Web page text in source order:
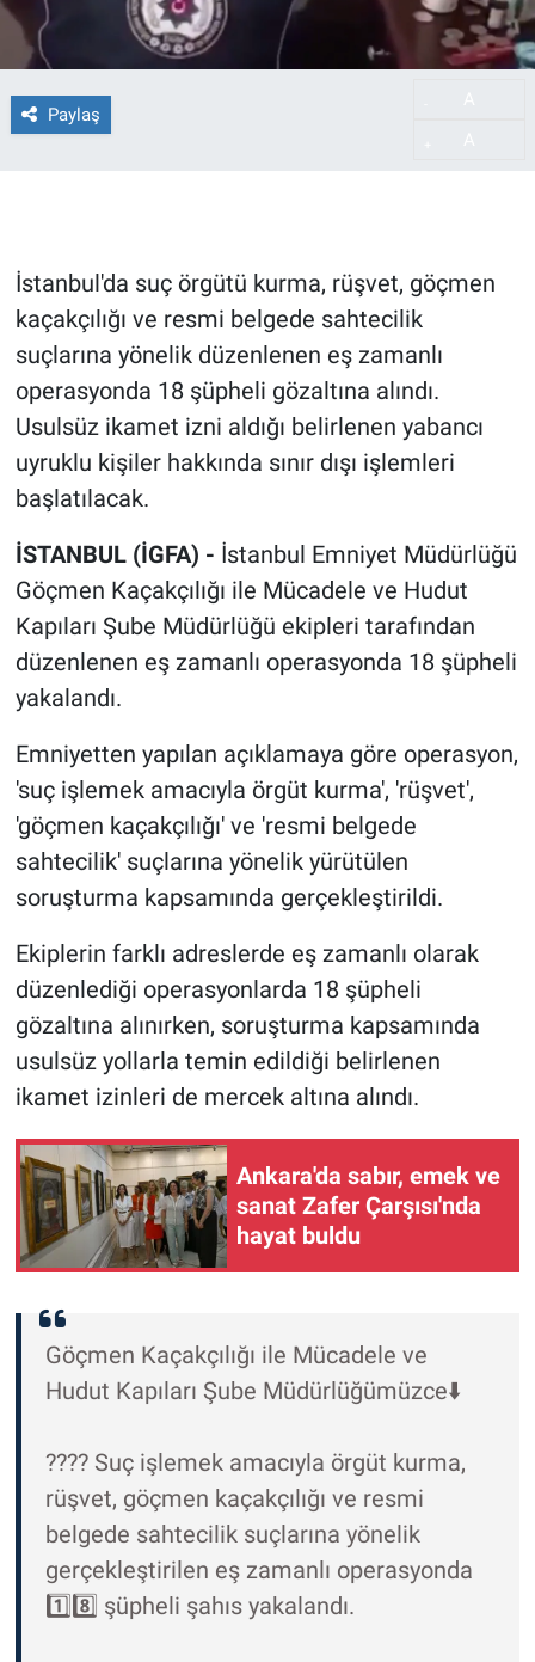
Paylaş
İstanbul'da suç örgütü kurma, rüşvet, göçmen
kaçakçılığı ve resmi belgede sahtecilik
suçlarına yönelik düzenlenen eş zamanlı
operasyonda 18 şüpheli gözaltına alındı.
Usulsüz ikamet izni aldığı belirlenen yabancı
uyruklu kişiler hakkında sınır dışı işlemleri
başlatılacak.
İSTANBUL (İGFA) - İstanbul Emniyet Müdürlüğü
Göçmen Kaçakçılığı ile Mücadele ve Hudut
Kapıları Şube Müdürlüğü ekipleri tarafından
düzenlenen eş zamanlı operasyonda 18 şüpheli
yakalandı.
Emniyetten yapılan açıklamaya göre operasyon,
'suç işlemek amacıyla örgüt kurma', 'rüşvet',
'göçmen kaçakçılığı' ve 'resmi belgede
sahtecilik' suçlarına yönelik yürütülen
soruşturma kapsamında gerçekleştirildi.
Ekiplerin farklı adreslerde eş zamanlı olarak
düzenlediği operasyonlarda 18 şüpheli
gözaltına alınırken, soruşturma kapsamında
usulsüz yollarla temin edildiği belirlenen
ikamet izinleri de mercek altına alındı.
Ankara'da sabır, emek ve
sanat Zafer Çarşısı'nda
hayat buldu
Göçmen Kaçakçılığı ile Mücadele ve
Hudut Kapıları Şube Müdürlüğümüzce⬇️
???? Suç işlemek amacıyla örgüt kurma,
rüşvet, göçmen kaçakçılığı ve resmi
belgede sahtecilik suçlarına yönelik
gerçekleştirilen eş zamanlı operasyonda
1️⃣8️⃣ şüpheli şahıs yakalandı.